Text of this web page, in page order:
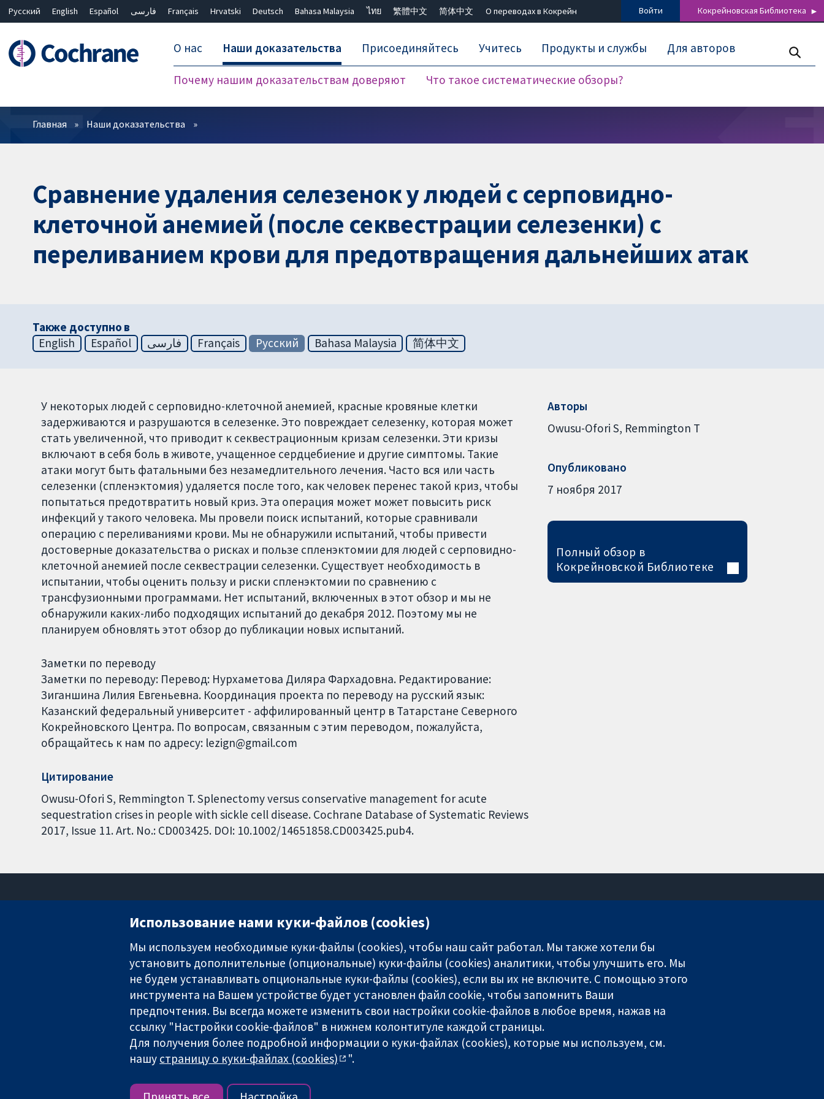
Русский English Español فارسی Français Hrvatski Deutsch Bahasa Malaysia ไทย 繁體中文 简体中文 О переводах в Кокрейн Войти Кокрейновская Библиотека
О нас Наши доказательства
Почему нашим доказательствам доверяют Что такое систематические обзоры?
Присоединяйтесь Учитесь Продукты и службы Для авторов
Фильтры
Главная Наши доказательства
Сравнение удаления селезенок у людей с серповидно-
клеточной анемией (после секвестрации селезенки) с
переливанием крови для предотвращения дальнейших атак
Также доступно в
English
Español فارسی Français Русский Bahasa Malaysia 简体中文
У некоторых людей с серповидно-клеточной анемией, красные кровяные клетки
задерживаются и разрушаются в селезенке. Это повреждает селезенку, которая может
стать увеличенной, что приводит к секвестрационным кризам селезенки. Эти кризы
включают в себя боль в животе, учащенное сердцебиение и другие симптомы. Такие
атаки могут быть фатальными без незамедлительного лечения. Часто вся или часть
селезенки (спленэктомия) удаляется после того, как человек перенес такой криз, чтобы
попытаться предотвратить новый криз. Эта операция может может повысить риск
инфекций у такого человека. Мы провели поиск испытаний, которые сравнивали
операцию с переливаниями крови. Мы не обнаружили испытаний, чтобы привести
достоверные доказательства о рисках и пользе спленэктомии для людей с серповидно-
клеточной анемией после секвестрации селезенки. Существует необходимость в
испытании, чтобы оценить пользу и риски спленэктомии по сравнению с
трансфузионными программами. Нет испытаний, включенных в этот обзор и мы не
обнаружили каких-либо подходящих испытаний до декабря 2012. Поэтому мы не
планируем обновлять этот обзор до публикации новых испытаний.
Заметки по переводу
Заметки по переводу: Перевод: Нурхаметова Диляра Фархадовна. Редактирование:
Зиганшина Лилия Евгеньевна. Координация проекта по переводу на русский язык:
Казанский федеральный университет - аффилированный центр в Татарстане Северного
Кокрейновского Центра. По вопросам, связанным с этим переводом, пожалуйста,
обращайтесь к нам по адресу: lezign@gmail.com
Цитирование
Owusu-Ofori S, Remmington T. Splenectomy versus conservative management for acute
sequestration crises in people with sickle cell disease. Cochrane Database of Systematic Reviews
2017, Issue 11. Art. No.: CD003425. DOI: 10.1002/14651858.CD003425.pub4.
Авторы
Owusu-Ofori S Remmington T
Опубликовано
7 ноября 2017
Полный обзор в
Кокрейновской Библиотеке
Надёжные доказательства
Информированные решения
11-13 Cavendish Square
W1G 0AN
United Kingdom
Пресс-служба
О нас
Работа
Cochrane Library
The Cochrane Collaboration is a charity (no. 1045921) and a company limited by guarantee (no. 03044323) registered in England & Wales. VAT registration number GB 718 2127 49.
Copyright © 2026 The Cochrane Collaboration
Условия использования веб-сайта|
Использование нами куки-файлов (cookies)
Мы используем необходимые куки-файлы (cookies), чтобы наш сайт работал. Мы также хотели бы
установить дополнительные (опциональные) куки-файлы (cookies) аналитики, чтобы улучшить его. Мы
не будем устанавливать опциональные куки-файлы (cookies), если вы их не включите. С помощью этого
инструмента на Вашем устройстве будет установлен файл cookie, чтобы запомнить Ваши
предпочтения. Вы всегда можете изменить свои настройки cookie-файлов в любое время, нажав на
ссылку "Настройки cookie-файлов" в нижнем колонтитуле каждой страницы.
Для получения более подробной информации о куки-файлах (cookies), которые мы используем, см.
нашу страницу о куки-файлах (cookies) ".